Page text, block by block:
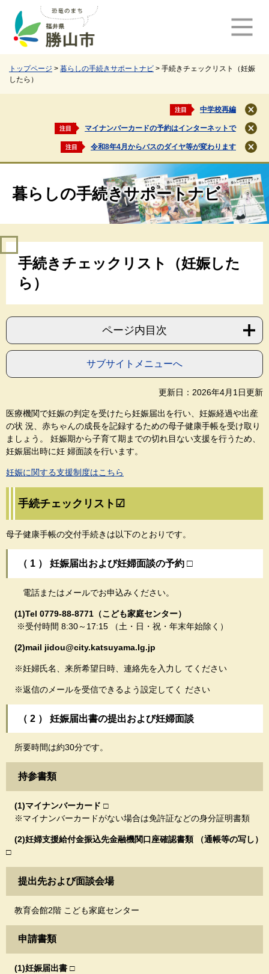
トップページ > 暮らしの手続きサポートナビ > 手続きチェックリスト（妊娠
したら）
注目 中学校再編
閉
じ
る
注目 マイナンバーカードの予約はインターネットで
閉
じ
る
注目 令和8年4月からバスのダイヤ等が変わります
閉
じ
る
暮らしの手続きサポートナビ
手続きチェックリスト（妊娠した
ら）
ページ内目次
サブサイトメニューへ
更新日：2026年4月1日更新
医療機関で妊娠の判定を受けたら妊娠届出を行い、妊娠経過や出産
の状 況、赤ちゃんの成長を記録するための母子健康手帳を受け取り
ましょう。 妊娠期から子育て期までの切れ目ない支援を行うため、
妊娠届出時に妊 婦面談を行います。
妊娠に関する支援制度はこちら
手続チェックリスト☑
母子健康手帳の交付手続きは以下のとおりです。
（ 1 ） 妊娠届出および妊婦面談の予約 □
電話またはメールでお申込みください。
(1)Tel 0779-88-8771（こども家庭センター）
※受付時間 8:30～17:15 （土・日・祝・年末年始除く）
(2)mail jidou@city.katsuyama.lg.jp
※妊婦氏名、来所希望日時、連絡先を入力し てください
※返信のメールを受信できるよう設定してく ださい
（ 2 ） 妊娠届出書の提出および妊婦面談
所要時間は約30分です。
持参書類
(1)マイナンバーカード □
※マイナンバーカードがない場合は免許証などの身分証明書類
(2)妊婦支援給付金振込先金融機関口座確認書類 （通帳等の写し）
□
提出先および面談会場
教育会館2階 こども家庭センター
申請書類
(1)妊娠届出書 □